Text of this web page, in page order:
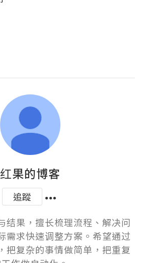
红果的博客
追蹤
结果，擅长梳理流程、解决问
需求快速调整方案。希望通过
把复杂的事情做简单，把重复